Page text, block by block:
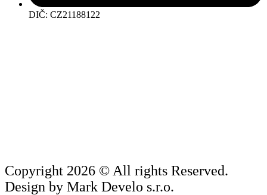
DIČ: CZ21188122
Copyright 2026 © All rights Reserved.
Design by Mark Develo s.r.o.